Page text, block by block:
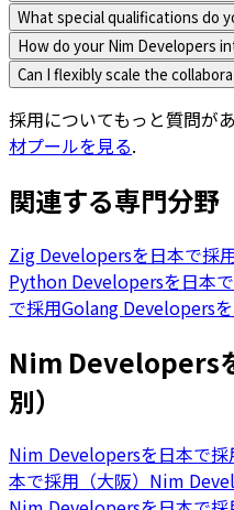
What special qualifications do
How do your Nim Developers
Can I flexibly scale the
採用についてもっと質問が
材プールを見る.
関連する専門分野
Zig Developersを日本で採
Python Developersを日本
で採用Golang Developers
Nim Developers
別）
Nim Developersを日本で採
本で採用（大阪） Nim